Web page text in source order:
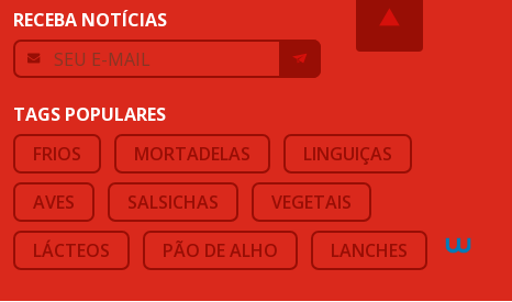
RECEBA NOTÍCIAS
TAGS POPULARES
FRIOS
MORTADELAS
LINGUIÇAS
AVES
SALSICHAS
VEGETAIS
LÁCTEOS
PÃO DE ALHO LANCHES